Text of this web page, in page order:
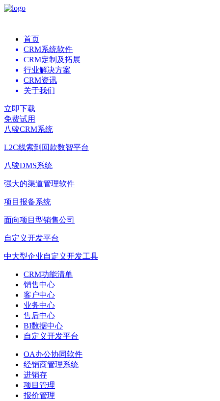
首页
CRM系统软件
CRM定制及拓展
行业解决方案
CRM资讯
关于我们
立即下载
免费试用
八骏CRM系统
L2C线索到回款数智平台
八骏DMS系统
强大的渠道管理软件
项目报备系统
面向项目型销售公司
自定义开发平台
中大型企业自定义开发工具
CRM功能清单
销售中心
客户中心
业务中心
售后中心
BI数据中心
自定义开发平台
OA办公协同软件
经销商管理系统
进销存
项目管理
报价管理